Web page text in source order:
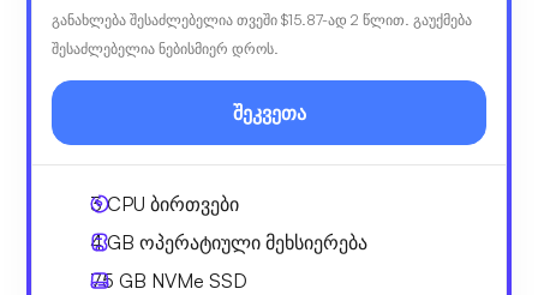
განახლება შესაძლებელია თვეში $15.87-ად 2 წლით. გაუქმება
შესაძლებელია ნებისმიერ დროს.
შეკვეთა
3CPU ბირთვები
4 GB ოპერატიული მეხსიერება
75 GB NVMe SSD